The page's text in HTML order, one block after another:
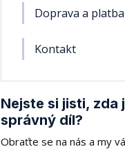
Doprava a platba
Kontakt
Nejste si jisti, zda
správný díl?
Obraťte se na nás a my